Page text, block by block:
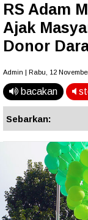
RS Adam
Ajak
Donor
Admin | Rabu, 12
bacakan
Sebarkan: